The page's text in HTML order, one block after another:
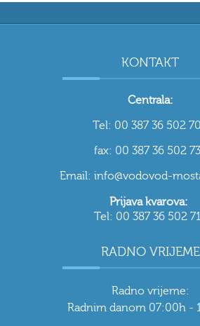
KONTAKT
Centrala:
Tel: 00 387 36 502
fax: 00 387 36 502
Email: info@vodovod-
Prijava kvarova:
Tel: 00 387 36 502
RADNO VRIJEME
Radno vrijeme:
Radnim danom 07:00h -